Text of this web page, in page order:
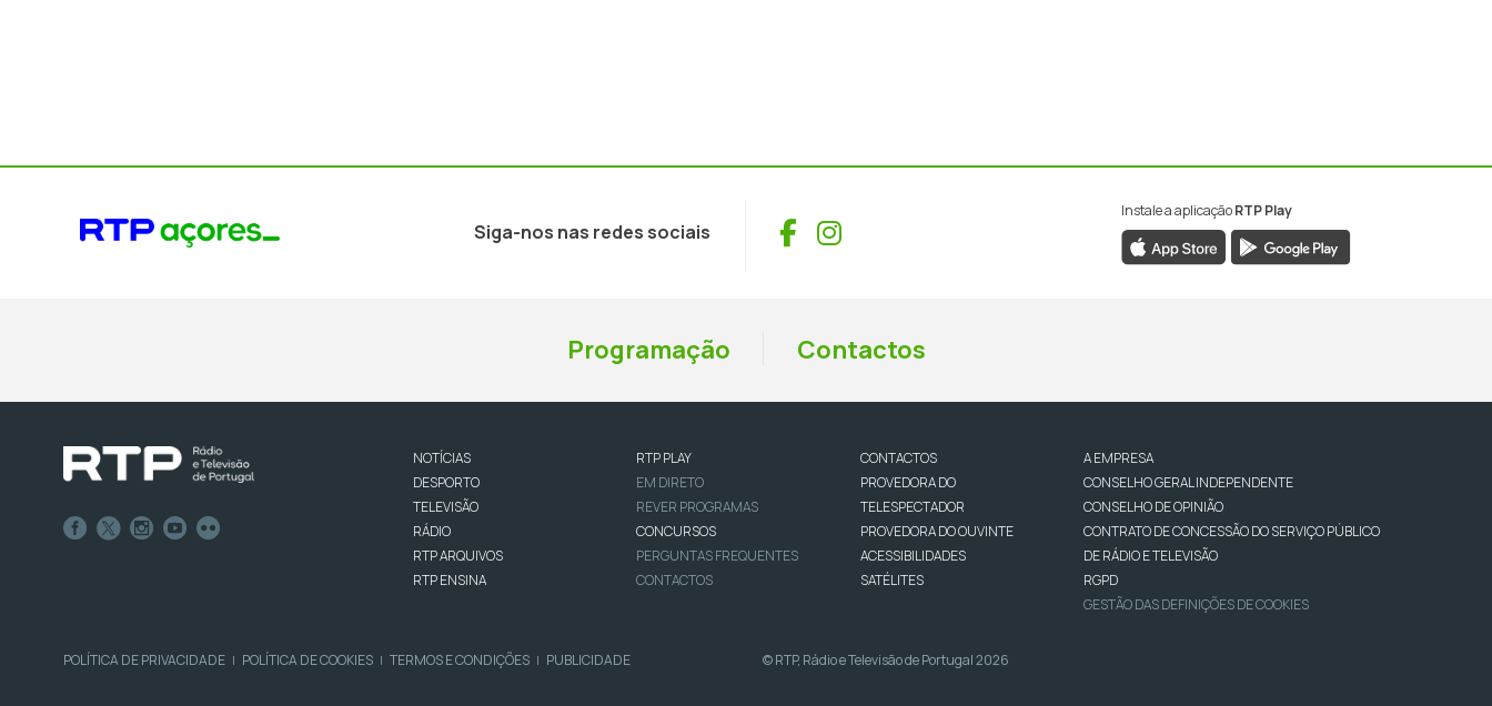
Siga-nos nas redes sociais Facebook
Instagram
Instale a aplicaçãoRTP Play
Programação Contactos
NOTÍCIAS
DESPORTO
TELEVISÃO
RÁDIO
RTP ARQUIVOS
RTP ENSINA
RTP PLAY
EM DIRETO
REVER PROGRAMAS
CONCURSOS
PERGUNTAS FREQUENTES
CONTACTOS
CONTACTOS
PROVEDORA DO
TELESPECTADOR
PROVEDORA DO OUVINTE
ACESSIBILIDADES
SATÉLITES
A EMPRESA
CONSELHO GERAL INDEPENDENTE
CONSELHO DE OPINIÃO
CONTRATO DE CONCESSÃO DO SERVIÇO PÚBLICO
DE RÁDIO E TELEVISÃO
RGPD
GESTÃO DAS DEFINIÇÕES DE COOKIES
POLÍTICA DE PRIVACIDADE | POLÍTICA DE COOKIES | TERMOS E CONDIÇÕES | PUBLICIDADE © RTP, Rádio e Televisão de Portugal 2026